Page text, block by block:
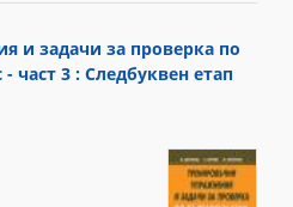
и задачи за проверка по
част 3 : Следбуквен етап